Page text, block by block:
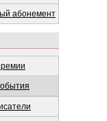
абонемент